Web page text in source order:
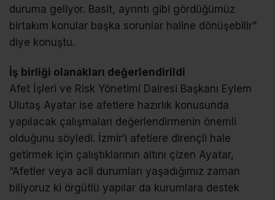
duruma geliyor. Basit, ayrıntı gibi gördüğümüz
birtakım konular başka sorunlar haline dönüşebilir”
diye konuştu.
İş birliği olanakları değerlendirildi
Afet İşleri ve Risk Yönetimi Dairesi Başkanı Eylem
Ulutaş Ayatar ise afetlere hazırlık konusunda
yapılacak çalışmaları değerlendirmenin önemli
olduğunu söyledi. İzmir’i afetlere dirençli hale
getirmek için çalıştıklarının altını çizen Ayatar,
“Afetler veya acil durumları yaşadığımız zaman
biliyoruz ki örgütlü yapılar da kurumlara destek